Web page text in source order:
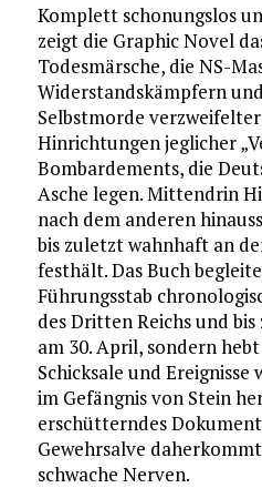
Komplett schonungslos
zeigt die Graphic Novel
Todesmärsche, die NS-
Widerstandskämpfern
Selbstmorde
Hinrichtungen jeglicher
Bombardements, die
Asche legen. Mittendrin
nach dem anderen
bis zuletzt wahnhaft an
festhält. Das Buch
Führungsstab
des Dritten Reichs und
am 30. April, sondern
Schicksale und Ereignisse
im Gefängnis von Stein
erschütterndes
Gewehrsalve
schwache Nerven.